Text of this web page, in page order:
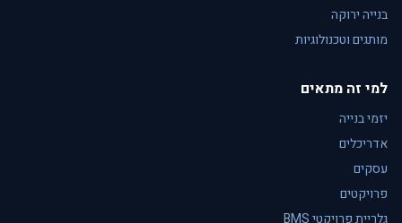
בנייה ירוקה
מותגים וטכנולוגיות
למי זה מתאים
יזמי בנייה
אדריכלים
עסקים
פרויקטים
גלריית פרויקטי BMS